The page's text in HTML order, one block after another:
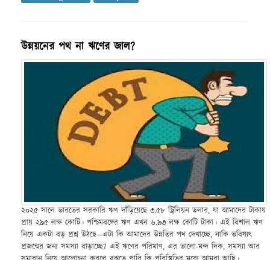
উন্নয়নের পথ না ঋণের জাল?
২০২৫ সালে ভারতের সরকারি ঋণ দাঁড়িয়েছে ৩.৫৮ ট্রিলিয়ন ডলার, যা আমাদের টাকায়
প্রায় ২৯৫ লক্ষ কোটি। পশ্চিমবঙ্গের ঋণ এখন ৬.৯৩ লক্ষ কোটি টাকা। এই বিশাল ঋণ
নিয়ে একটা বড় প্রশ্ন উঠছে—এটা কি আমাদের উন্নতির পথ দেখাচ্ছে, নাকি ভবিষ্যৎ
প্রজন্মের জন্য সমস্যা বাড়াচ্ছে? এই ঋণের পরিমাণ, এর ভালো-মন্দ দিক, সমস্যা আর